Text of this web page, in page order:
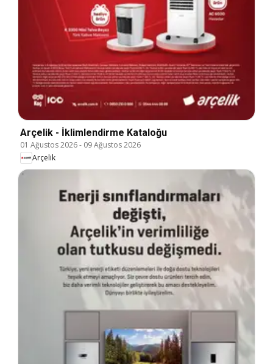
Arçelik - İklimlendirme Kataloğu
01 Ağustos 2026- 09 Ağustos 2026
Arçelik